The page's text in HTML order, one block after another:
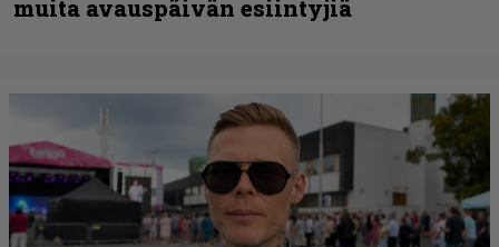
muita avauspäivän esiintyjiä